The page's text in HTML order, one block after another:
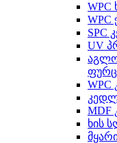
WPC
WPC
SPC
UV
MDF
ხის